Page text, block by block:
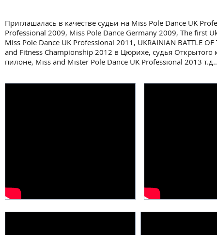
Приглашалась в качестве судьи на Miss Pole Dance UK
Professional 2009, Miss Pole Dance Germany 2009, The first
Miss Pole Dance UK Professional 2011, UKRAINIAN BATTLE
and Fitness Championship 2012 в Цюрихе, судья Открытого
пилоне, Miss and Mister Pole Dance UK Professional 2013